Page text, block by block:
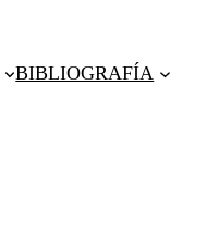
BIBLIOGRAFÍA